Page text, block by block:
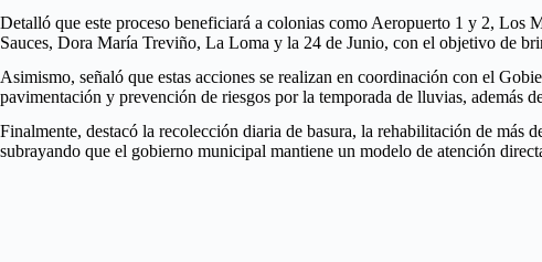
Detalló que este proceso beneficiará a colonias como Aeropuerto 1 y 2,
Sauces, Dora María Treviño, La Loma y la 24 de Junio, con el objetivo de
Asimismo, señaló que estas acciones se realizan en coordinación con el
pavimentación y prevención de riesgos por la temporada de lluvias, además
Finalmente, destacó la recolección diaria de basura, la rehabilitación de más
subrayando que el gobierno municipal mantiene un modelo de atención